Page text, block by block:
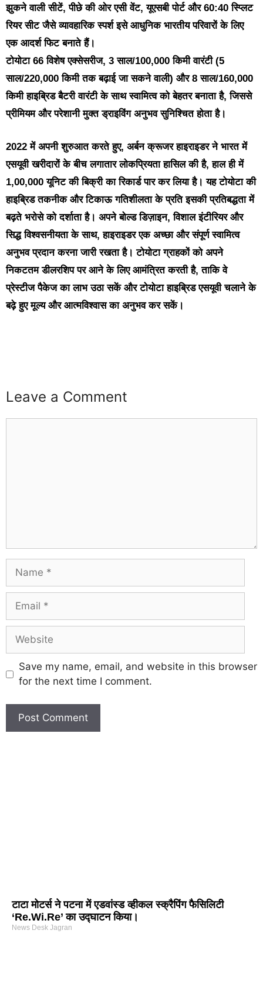
झुकने वाली सीटें, पीछे की ओर एसी वेंट, यूएसबी पोर्ट और 60:40 स्प्लिट
रियर सीट जैसे व्यावहारिक स्पर्श इसे आधुनिक भारतीय परिवारों के लिए
एक आदर्श फिट बनाते हैं।
टोयोटा 66 विशेष एक्सेसरीज, 3 साल/100,000 किमी वारंटी (5
साल/220,000 किमी तक बढ़ाई जा सकने वाली) और 8 साल/160,000
किमी हाइब्रिड बैटरी वारंटी के साथ स्वामित्व को बेहतर बनाता है, जिससे
प्रीमियम और परेशानी मुक्त ड्राइविंग अनुभव सुनिश्चित होता है।
2022 में अपनी शुरुआत करते हुए, अर्बन क्रूजर हाइराइडर ने भारत में
एसयूवी खरीदारों के बीच लगातार लोकप्रियता हासिल की है, हाल ही में
1,00,000 यूनिट की बिक्री का रिकार्ड पार कर लिया है। यह टोयोटा की
हाइब्रिड तकनीक और टिकाऊ गतिशीलता के प्रति इसकी प्रतिबद्धता में
बढ़ते भरोसे को दर्शाता है। अपने बोल्ड डिज़ाइन, विशाल इंटीरियर और
सिद्ध विश्वसनीयता के साथ, हाइराइडर एक अच्छा और संपूर्ण स्वामित्व
अनुभव प्रदान करना जारी रखता है। टोयोटा ग्राहकों को अपने
निकटतम डीलरशिप पर आने के लिए आमंत्रित करती है, ताकि वे
प्रेस्टीज पैकेज का लाभ उठा सकें और टोयोटा हाइब्रिड एसयूवी चलाने के
बढ़े हुए मूल्य और आत्मविश्वास का अनुभव कर सकें।
Leave a Comment
Save my name, email, and website in this browser
for the next time I comment.
टाटा मोटर्स ने पटना में एडवांस्ड व्हीकल स्क्रैपिंग फैसिलिटी
‘Re.Wi.Re’ का उद्घाटन किया।
News Desk Jagran